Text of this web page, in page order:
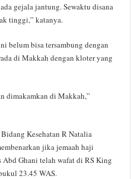
gejala jantung. Sewaktu disana
tinggi,” katanya.
belum bisa tersambung dengan
di Makkah dengan kloter yang
dimakamkan di Makkah,”
Kesehatan R Natalia
jika jemaah haji
Ghani telah wafat di RS King
23.45 WAS.